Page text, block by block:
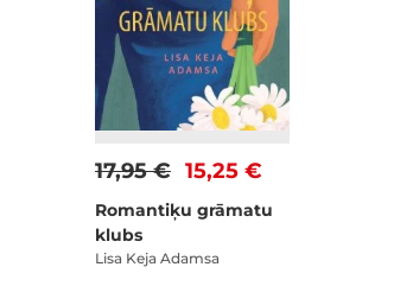
15,25 €
17,95 €
Romantiķu grāmatu
klubs
Lisa Keja Adamsa